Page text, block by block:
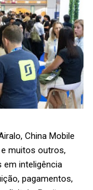
China Mobile
e muitos outros,
em inteligência
pagamentos,